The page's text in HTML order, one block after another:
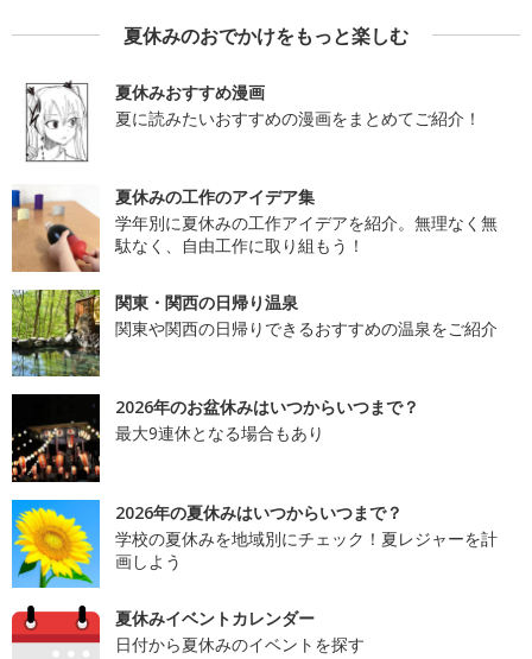
夏休みのおでかけをもっと楽しむ
夏休みおすすめ漫画
夏に読みたいおすすめの漫画をまとめてご紹介！
夏休みの工作のアイデア集
学年別に夏休みの工作アイデアを紹介。無理なく無
駄なく、自由工作に取り組もう！
関東・関西の日帰り温泉
関東や関西の日帰りできるおすすめの温泉をご紹介
2026年のお盆休みはいつからいつまで？
最大9連休となる場合もあり
2026年の夏休みはいつからいつまで？
学校の夏休みを地域別にチェック！夏レジャーを計
画しよう
夏休みイベントカレンダー
日付から夏休みのイベントを探す